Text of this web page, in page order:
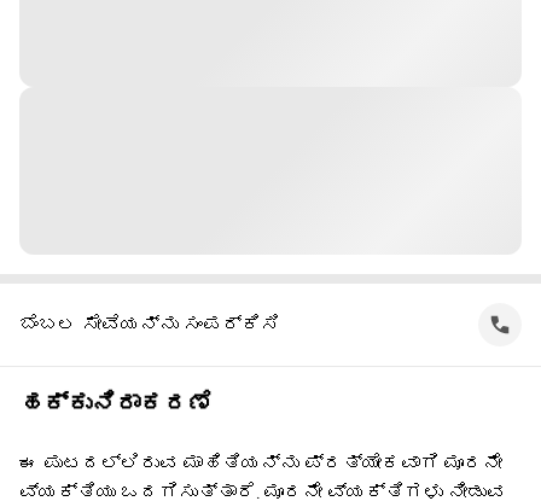
ಬೆಂಬಲ ಸೇವೆಯನ್ನು ಸಂಪರ್ಕಿಸಿ
ಹಕ್ಕುನಿರಾಕರಣೆ
ಈ ಪುಟದಲ್ಲಿರುವ ಮಾಹಿತಿಯನ್ನು ಪ್ರತ್ಯೇಕವಾಗಿ ಮೂರನೇ
ವ್ಯಕ್ತಿಯು ಒದಗಿಸುತ್ತಾರೆ. ಮೂರನೇ ವ್ಯಕ್ತಿಗಳು ನೀಡುವ